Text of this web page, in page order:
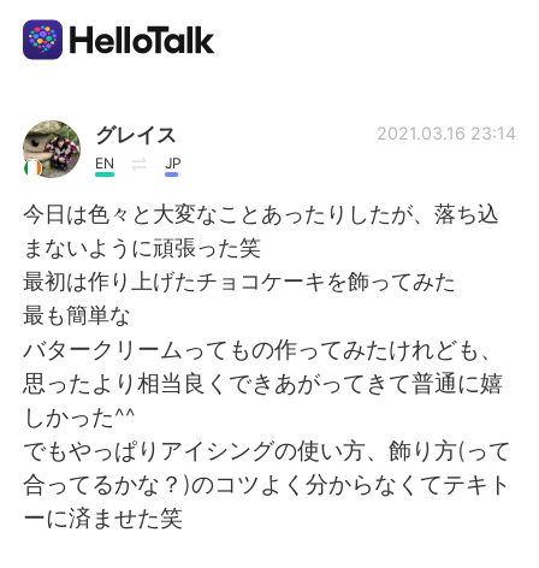
語言交換應用
AI Grammar Checker
繁體中文
English 简体中文
Español
Français Deutsch
グレイス
EN JP
2021.03.16 23:14
今日は色々と大変なことあったりしたが、落ち込
まないように頑張った笑
最初は作り上げたチョコケーキを飾ってみた
最も簡単な
バタークリームってもの作ってみたけれども、
思ったより相当良くできあがってきて普通に嬉
しかった^^
でもやっぱりアイシングの使い方、飾り方(って
合ってるかな？)のコツよく分からなくてテキト
ーに済ませた笑